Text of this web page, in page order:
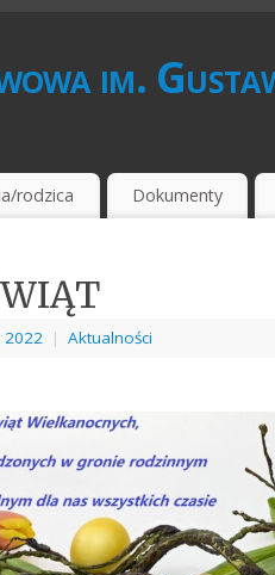
im.
rodzica Dokumenty
2022 | Aktualności